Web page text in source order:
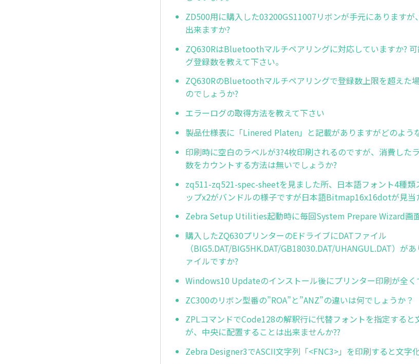
ZD500用に購入した03200GS11007リボンが手元にありますが
出来ますか?
ZQ630RはBluetoothマルチペアリングに対応していますか?
グ登録数を教えて下さい。
ZQ630RのBluetoothマルチペアリングで登録数上限を超えた
のでしょうか?
エラーログの取得方法を教えて下さい
製品仕様表に「Linered Platen」と記載がありますがどのよう
印刷時に空白のラベルが3?4枚印刷されるのですが、消費した
数をカウントする方法は無いでしょうか?
zq511-zq521-spec-sheetを見ました所、日本語フォント4種類
ップx2がバンドルの様子ですが日本語Bitmap16x16dotが見当
Zebra Setup Utilities起動時に毎回System Prepare Wizard画
購入したZQ630プリンターのEドライブにDATファイル
（BIG5.DAT/BIG5HK.DAT/GB18030.DAT/UHANGUL.DAT）が
ァイルですか?
Windows10 Updateのインストール後にプリンター印刷が全く
ZC300のリボン型番の”ROA”と”ANZ”の違いは何でしょうか？
ZPLコマンドでCode128の解釈行に代替フォントを指定すると
が、中央に配置することは出来ませんか??
Zebra Designer3でASCII文字列「<FNC3>」を印刷すると文字